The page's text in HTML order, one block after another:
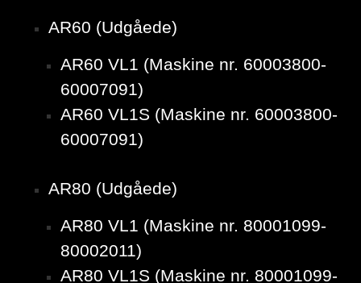
AR60 (Udgåede)
AR60 VL1 (Maskine nr. 60003800-
60007091)
AR60 VL1S (Maskine nr. 60003800-
60007091)
AR80 (Udgåede)
AR80 VL1 (Maskine nr. 80001099-
80002011)
AR80 VL1S (Maskine nr. 80001099-